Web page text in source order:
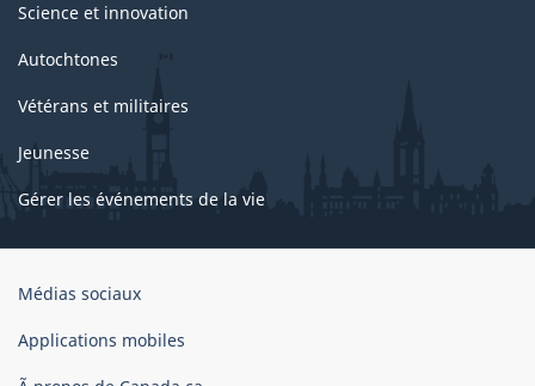
Science et innovation
Autochtones
Vétérans et militaires
Jeunesse
Gérer les événements de la vie
Organisation
gouvernement
Médias sociaux
Applications mobiles